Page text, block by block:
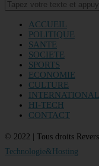
ACCUEIL
POLITIQUE
SANTE
SOCIETE
SPORTS
ECONOMIE
CULTURE
INTERNATIONAL
HI-TECH
CONTACT
© 2022 | Tous droits
Technologie&Hosting